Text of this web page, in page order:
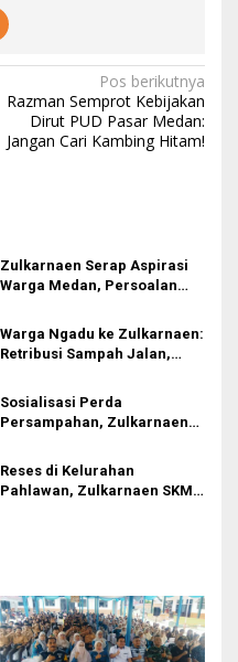
Pos berikutnya
Razman Semprot Kebijakan
Dirut PUD Pasar Medan:
Jangan Cari Kambing Hitam!
Zulkarnaen Serap Aspirasi
Warga Medan, Persoalan
Perhatian
Warga Ngadu ke Zulkarnaen:
Retribusi Sampah Jalan,
Maksimal
Sosialisasi Perda
Persampahan, Zulkarnaen
Benahi Fasilitas
Reses di Kelurahan
Pahlawan, Zulkarnaen SKM